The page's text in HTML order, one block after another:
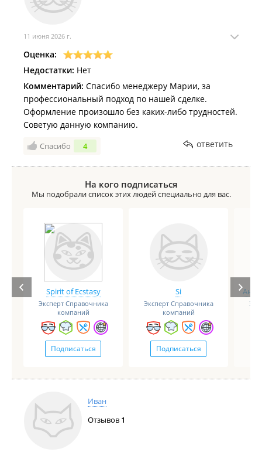
11 июня 2026 г.
Оценка:
Недостатки: Нет
Комментарий: Спасибо менеджеру Марии, за
профессиональный подход по нашей сделке.
Оформление произошло без каких-либо трудностей.
Советую данную компанию.
Спасибо 4 ответить
На кого подписаться
Мы подобрали список этих людей специально для вас.
Spirit of Ecstasy
Эксперт Справочника
компаний
Подписаться
Si
Эксперт Справочника
компаний
Подписаться
Иван
Отзывов 1